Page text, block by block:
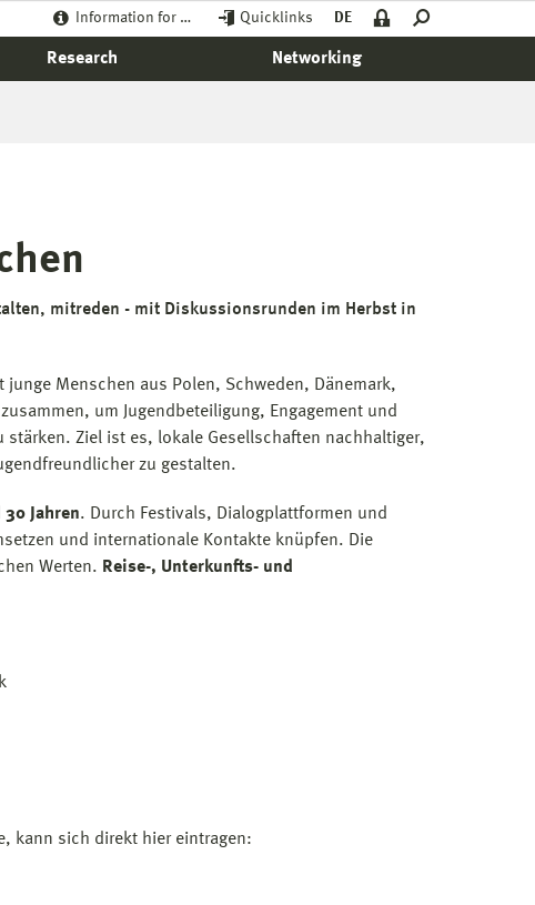
Information for … Quicklinks DE
Research Networking
mitreden - mit Diskussionsrunden im Herbst in
junge Menschen aus Polen, Schweden, Dänemark,
um Jugendbeteiligung, Engagement und
stärken. Ziel ist es, lokale Gesellschaften nachhaltiger,
zu gestalten.
30 Jahren. Durch Festivals, Dialogplattformen und
und internationale Kontakte knüpfen. Die
Werten. Reise-, Unterkunfts- und
kann sich direkt hier eintragen: